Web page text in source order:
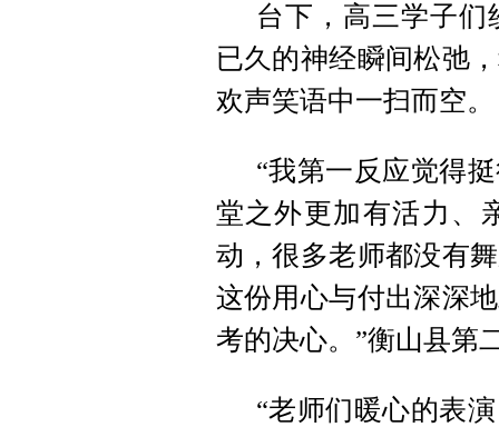
台下，高三学子
已久的神经瞬间松弛
欢声笑语中一扫而空。
“我第一反应觉得
堂之外更加有活力、
动，很多老师都没有
这份用心与付出深深
考的决心。”衡山县第
“老师们暖心的表